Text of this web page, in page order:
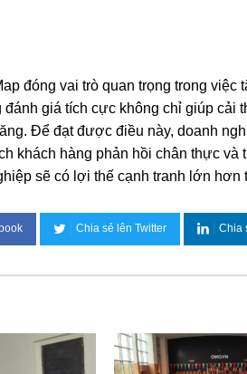
đóng vai trò quan trọng trong
giá tích cực không chỉ giúp cải
Để đạt được điều này, doanh
khách hàng phản hồi chân thực
sẽ có lợi thế cạnh tranh lớn
Chia sẻ lên Twitter Chia